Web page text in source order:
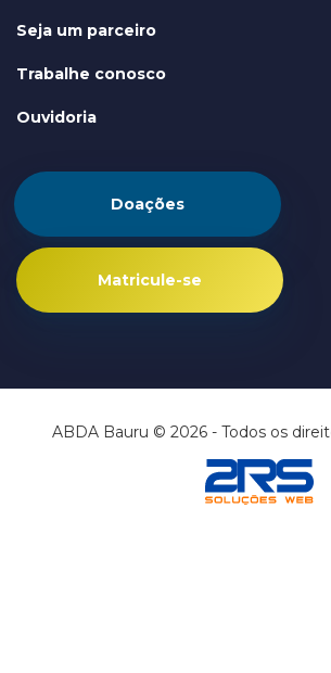
Seja um parceiro
Trabalhe conosco
Ouvidoria
Doações
Matricule-se
ABDA Bauru © 2026 - Todos os